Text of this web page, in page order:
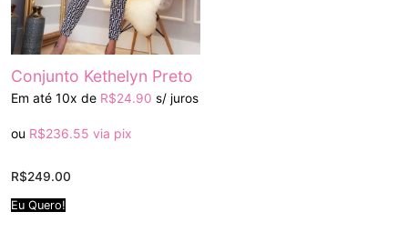
Conjunto Kethelyn Preto
Em até 10x de R$24.90 s/ juros
ou R$236.55 via pix
R$249.00
Eu Quero!